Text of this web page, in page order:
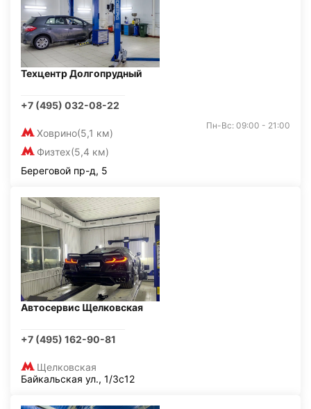
Техцентр Долгопрудный
+7 (495) 032-08-22
Ховрино(5,1 км)
Физтех(5,4 км)
Пн-Вс: 09:00 - 21:00
Береговой пр-д, 5
Автосервис Щелковская
+7 (495) 162-90-81
Щелковская
Байкальская ул., 1/3с12